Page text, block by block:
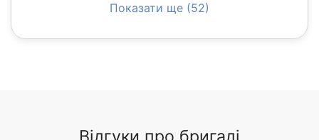
Показати ще (52)